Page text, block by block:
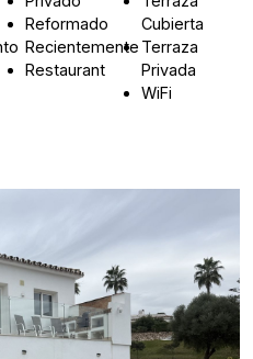
Reformado
Recientemente
Restaurant
Cubierta
Terraza
Privada
WiFi